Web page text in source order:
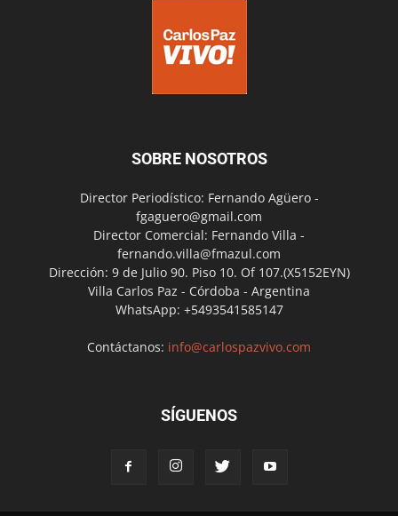
SOBRE NOSOTROS
Director Periodístico: Fernando Agüero -
fgaguero@gmail.com
Director Comercial: Fernando Villa -
fernando.villa@fmazul.com
Dirección: 9 de Julio 90. Piso 10. Of 107.(X5152EYN)
Villa Carlos Paz - Córdoba - Argentina
WhatsApp: +5493541585147
Contáctanos: info@carlospazvivo.com
SÍGUENOS